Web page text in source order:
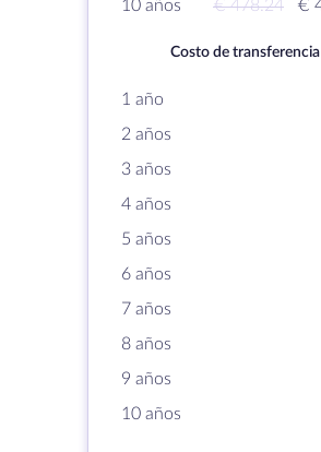
10 años € 478.24 €
Costo de transferencia
1 año
2 años
3 años
4 años
5 años
6 años
7 años
8 años
9 años
10 años